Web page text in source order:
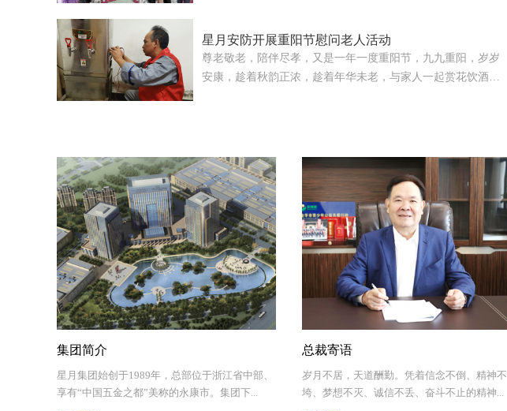
彻党的二十大精神和习近平新时代中国特色社会主义思想，自
觉与党中央保持一致，激励和引导女职工提高思想觉悟和政治
素质，立足于培养新型的先进女工作者，不断适应现代社会对
具，以资金为纽带，不断提高财务中心的服务质量。一是做好
对各部门成本费用支出的监督；二是定期对财务数据进行分
析，为公司领导在经营决策时提供数据支撑；三、密切关注汇
率走向，尽量争取效益最大化，实现开源增收；四、及时完成
了上半年度的所得税申报汇算清缴工作，充分享受国家各项惠
企政策，为企业开源节流；五、鼓励员工加强业务学习和知识
更新，考取各类职称，提高职业水平；通过以上各项工作，全
面提高财务中心“巾帼文明岗”的整体业务水平，使示范岗再创新
佳绩。财务部2023年度上半年经济活动分析会议进行日常仓库
盘点归纳凭证为其他部门办理出纳业务三、讲奉献展巾帼风
采。财务部女职工除出色完成本职工作的同时积极参与公司的
表现；讲奉献尽爱心，在公司的献血、五水共治、志愿服务等
活动中财务部女职工都展现了不凡的巾帼风采。参与志愿献血
支部、妇委会到古山镇敬老院为老人们送去节日的问候。出发
前，公司工会明确了本次活动的目的，并对参与此次活动的党
员、入党积极分子等组成的志愿者做了简单的培训，帮助他们
居室，并仔细排查了敬老院的饮用热水装置、电线、消防设备
存在的安全隐患。每个人都会老，尊老敬老、爱老助老是全社
会的共同责任。星月安防此次慰问古山镇养老院，是为了让公
司的党员、入党积极分子等实地体验老人们的生活，了解老人
们的所思所想，将尊老敬老的传统美德传承下去，带动身边的
人，一起构建尊老敬老的和谐社会。&nbsp;&nbsp;
星月安防开展重阳节慰问老人活动
尊老敬老，陪伴尽孝，又是一年一度重阳节，九九重阳，岁岁
安康，趁着秋韵正浓，趁着年华未老，与家人一起赏花饮酒，
员、入党积极分子等组成的志愿者做了简单的培训，帮助他们
更好了解老人，走进老人，为老人带去关怀。公司工会副主席
张林剑亲切地跟老人拉家常，了解他们的生活和身体近况，贴
心的问候、温暖的笑容，传递着浓浓的关爱。在敬老院，志愿
者为老人们送上公司精心准备的节日礼品，帮助老人们收拾起
居室，并仔细排查了敬老院的饮用热水装置、电线、消防设备
存在的安全隐患。每个人都会老，尊老敬老、爱老助老是全社
会的共同责任。星月安防此次慰问古山镇养老院，是为了让公
司的党员、入党积极分子等实地体验老人们的生活，了解老人
们的所思所想，将尊老敬老的传统美德传承下去，带动身边的
集团简介
星月集团始创于1989年，总部位于浙江省中部、
享有“中国五金之都”美称的永康市。集团下...
总裁寄语
岁月不居，天道酬勤。凭着信念不倒、精神不
垮、梦想不灭、诚信不丢、奋斗不止的精神...